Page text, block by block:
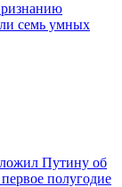
семь умных
Путину об
полугодие